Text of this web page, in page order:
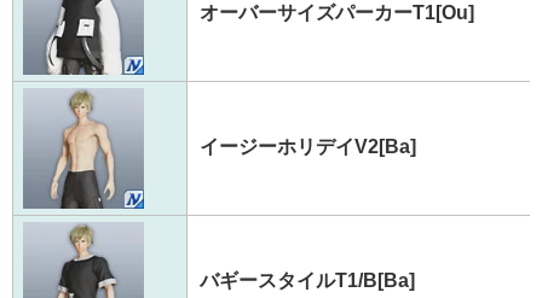
オーバーサイズパーカーT1[Ou]
イージーホリデイV2[Ba]
バギースタイルT1/B[Ba]